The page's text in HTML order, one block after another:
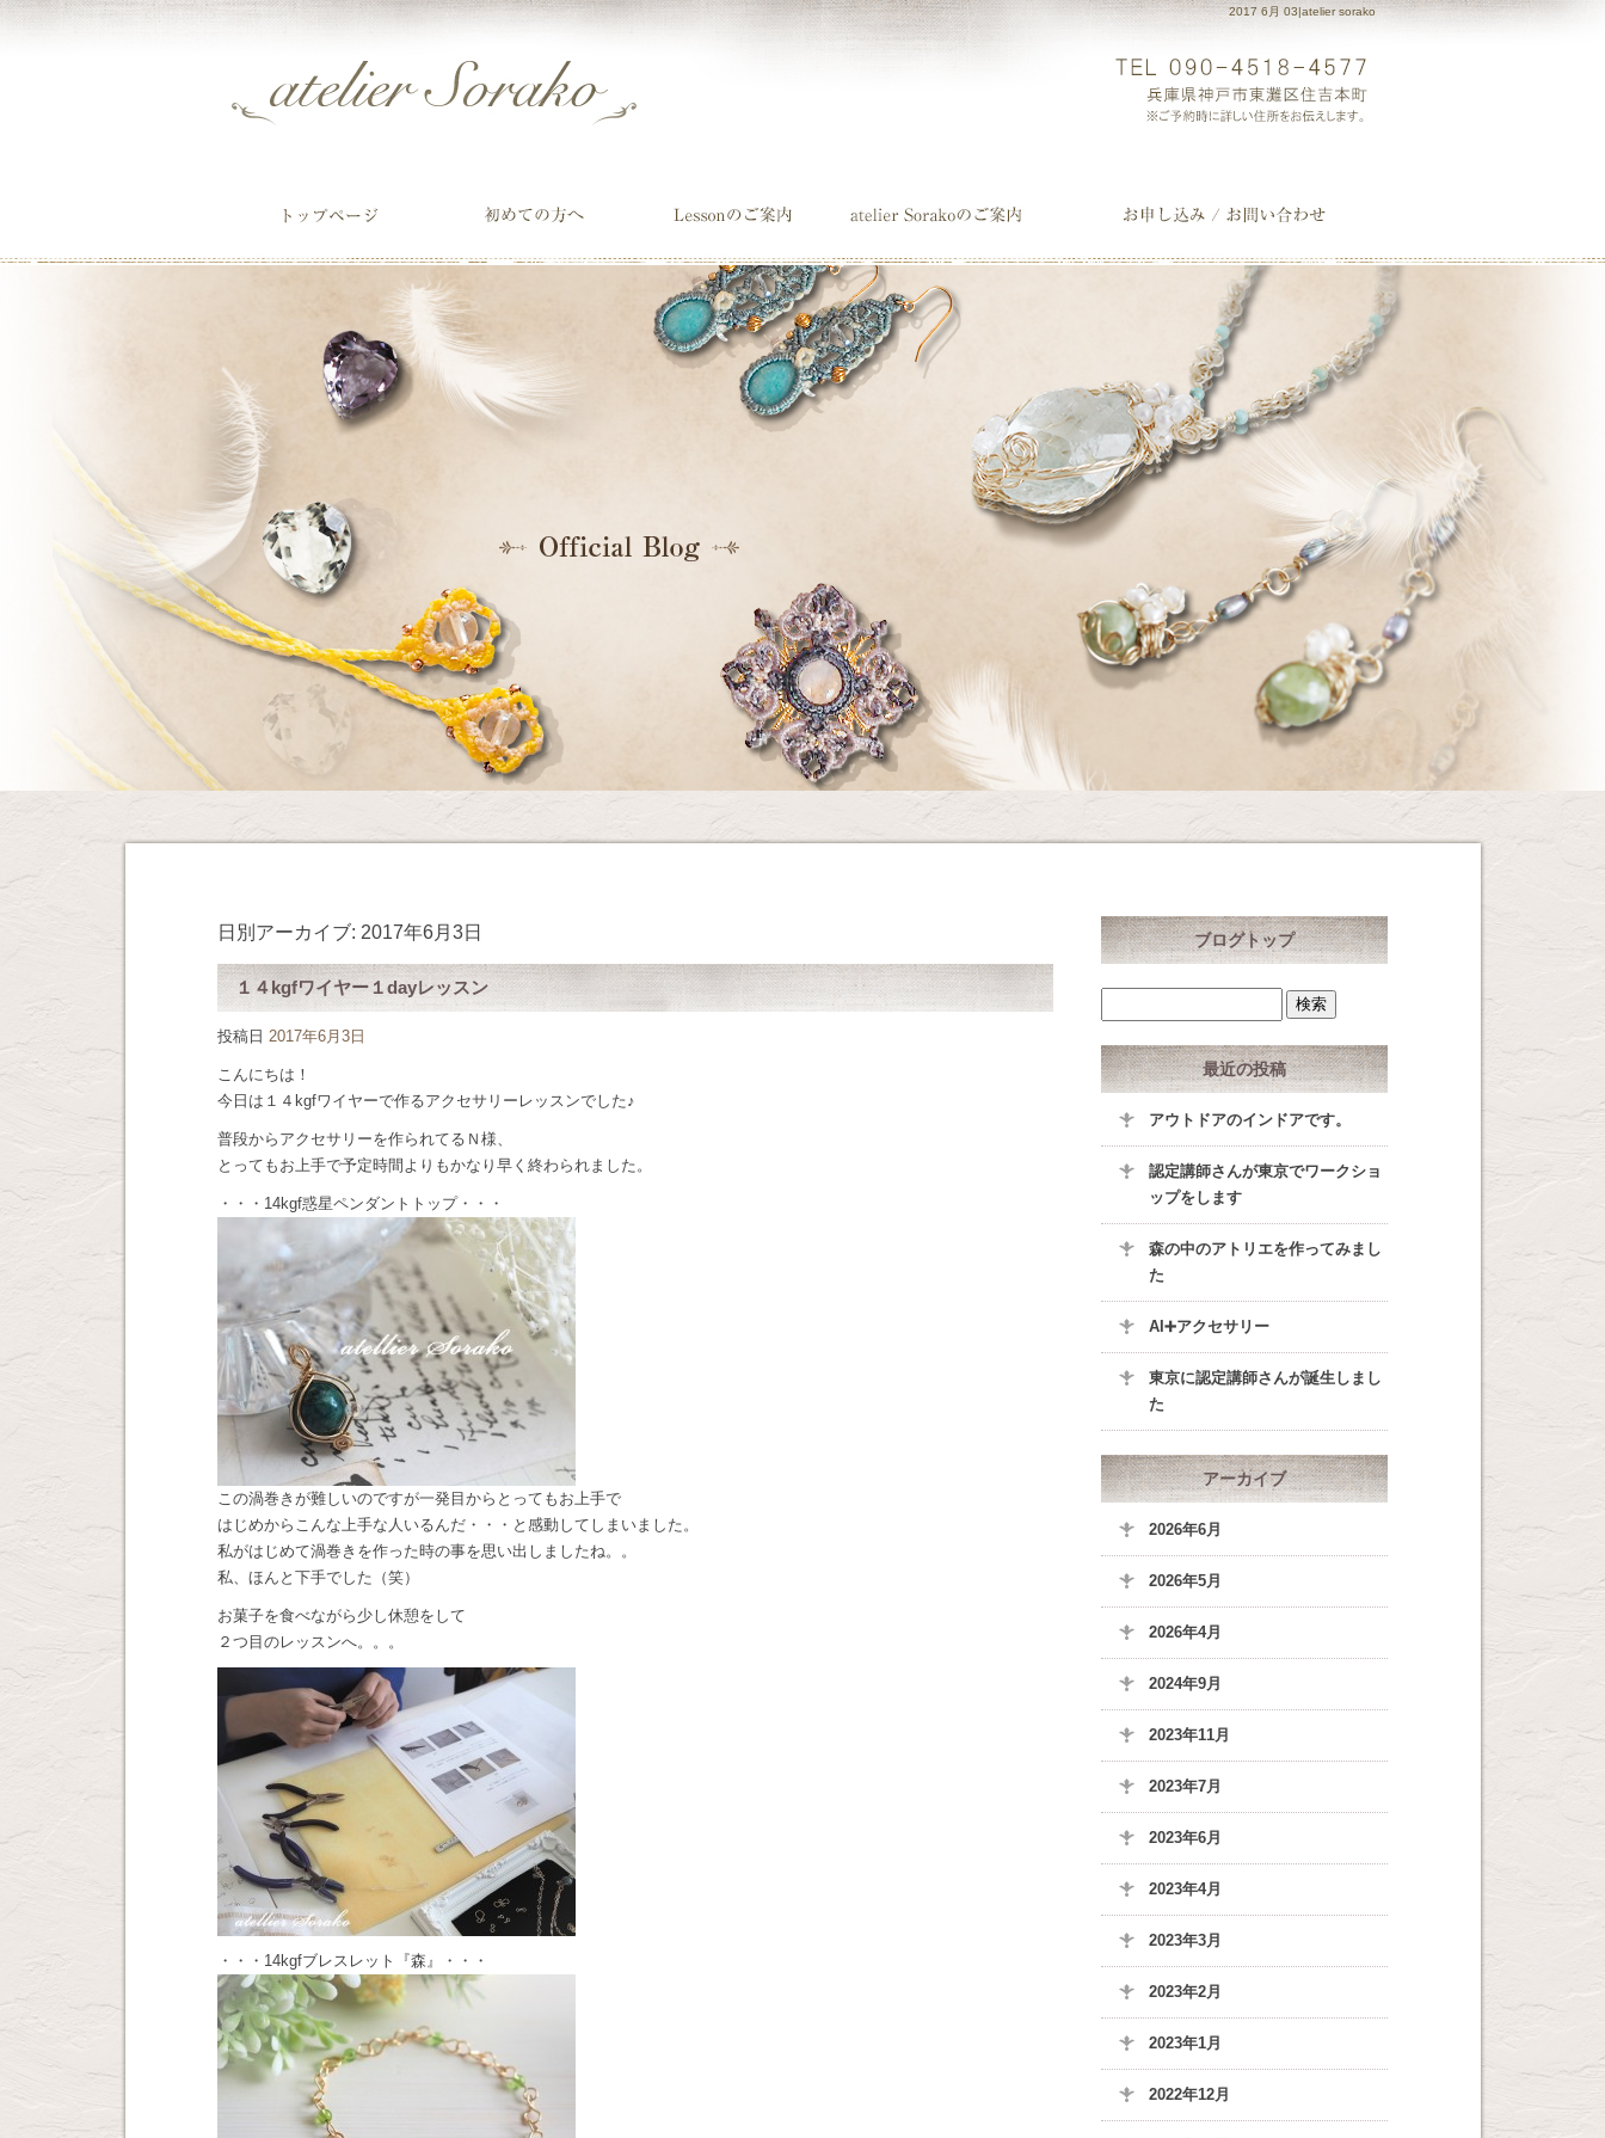
2017 6月 03|atelier sorako
日別アーカイブ: 2017年6月3日
１４kgfワイヤー１dayレッスン
投稿日 2017年6月3日
こんにちは！
今日は１４kgfワイヤーで作るアクセサリーレッスンでした♪
普段からアクセサリーを作られてるＮ様、
とってもお上手で予定時間よりもかなり早く終わられました。
・・・14kgf惑星ペンダントトップ・・・
この渦巻きが難しいのですが一発目からとってもお上手で
はじめからこんな上手な人いるんだ・・・と感動してしまいました。
私がはじめて渦巻きを作った時の事を思い出しましたね。。
私、ほんと下手でした（笑）
お菓子を食べながら少し休憩をして
２つ目のレッスンへ。。。
・・・14kgfブレスレット『森』・・・
ブログトップ
最近の投稿
アウトドアのインドアです。
認定講師さんが東京でワークショ
ップをします
森の中のアトリエを作ってみまし
た
AI➕アクセサリー
東京に認定講師さんが誕生しまし
た
アーカイブ
2026年6月
2026年5月
2026年4月
2024年9月
2023年11月
2023年7月
2023年6月
2023年4月
2023年3月
2023年2月
2023年1月
2022年12月